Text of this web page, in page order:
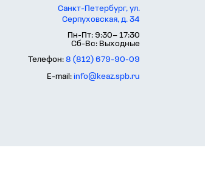
Санкт-Петербург, ул.
Серпуховская, д. 34
Пн-Пт: 9:30– 17:30
Сб-Вс: Выходные
Телефон: 8 (812) 679-90-09
E-mail: info@keaz.spb.ru